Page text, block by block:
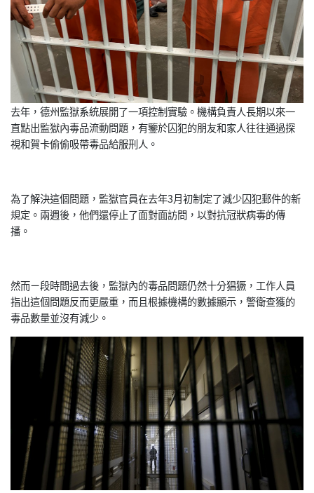
去年，德州監獄系統展開了一項控制實驗。機構負責人長期以來一
直點出監獄內毒品流動問題，有鑒於囚犯的朋友和家人往往通過探
視和賀卡偷偷吸帶毒品給服刑人。
為了解決這個問題，監獄官員在去年3月初制定了減少囚犯郵件的新
規定。兩週後，他們還停止了面對面訪問，以對抗冠狀病毒的傳
播。
然而ㄧ段時間過去後，監獄內的毒品問題仍然十分猖獗，工作人員
指出這個問題反而更嚴重，而且根據機構的數據顯示，警衛查獲的
毒品數量並沒有減少。